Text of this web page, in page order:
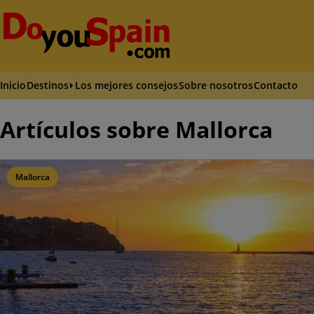
InicioDestinos Los mejores consejosSobre nosotrosContacto
Artículos sobre Mallorca
Mallorca